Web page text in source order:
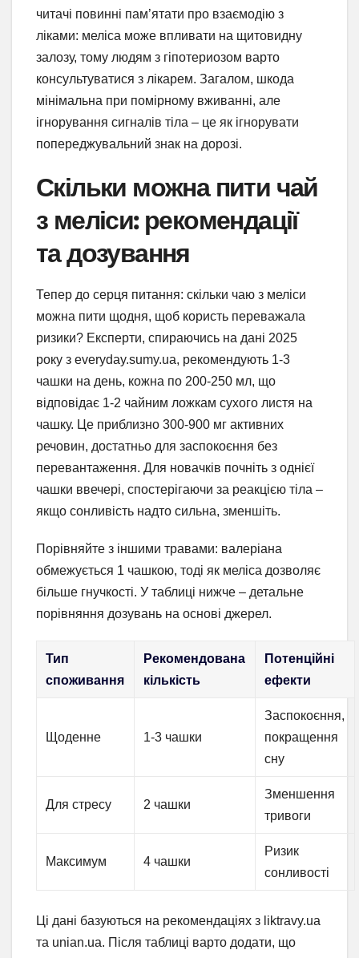
читачі повинні пам’ятати про взаємодію з
ліками: меліса може впливати на щитовидну
залозу, тому людям з гіпотериозом варто
консультуватися з лікарем. Загалом, шкода
мінімальна при помірному вживанні, але
ігнорування сигналів тіла – це як ігнорувати
попереджувальний знак на дорозі.
Скільки можна пити чай
з меліси: рекомендації
та дозування
Тепер до серця питання: скільки чаю з меліси
можна пити щодня, щоб користь переважала
ризики? Експерти, спираючись на дані 2025
року з everyday.sumy.ua, рекомендують 1-3
чашки на день, кожна по 200-250 мл, що
відповідає 1-2 чайним ложкам сухого листя на
чашку. Це приблизно 300-900 мг активних
речовин, достатньо для заспокоєння без
перевантаження. Для новачків почніть з однієї
чашки ввечері, спостерігаючи за реакцією тіла –
якщо сонливість надто сильна, зменшіть.
Порівняйте з іншими травами: валеріана
обмежується 1 чашкою, тоді як меліса дозволяє
більше гнучкості. У таблиці нижче – детальне
порівняння дозувань на основі джерел.
Тип
споживання
Рекомендована
кількість
Потенційні
ефекти
Щоденне 1-3 чашки
Заспокоєння,
покращення
сну
Для стресу 2 чашки
Зменшення
тривоги
Максимум 4 чашки
Ризик
сонливості
Ці дані базуються на рекомендаціях з liktravy.ua
та unian.ua. Після таблиці варто додати, що